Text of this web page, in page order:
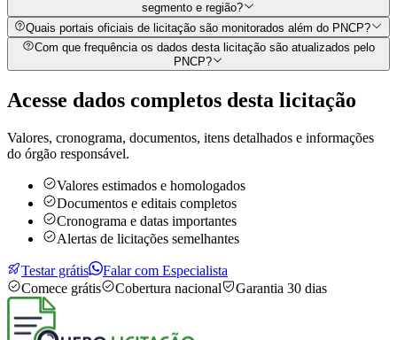
segmento e região?
Quais portais oficiais de licitação são monitorados além do PNCP?
Com que frequência os dados desta licitação são atualizados pelo
PNCP?
Acesse dados completos desta licitação
Valores, cronograma, documentos, itens detalhados e informações
do órgão responsável.
Valores estimados e homologados
Documentos e editais completos
Cronograma e datas importantes
Alertas de licitações semelhantes
Testar grátis
Falar com Especialista
Comece grátis
Cobertura nacional Garantia 30 dias